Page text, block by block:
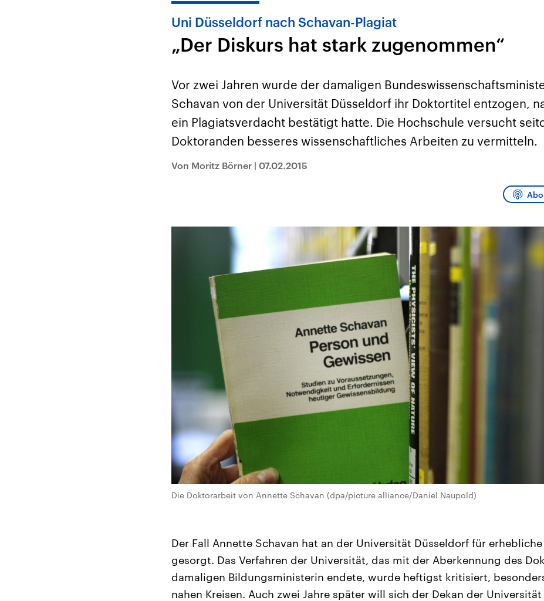
Uni Düsseldorf nach Schavan-Plagiat
„Der Diskurs hat stark zugenommen“
Vor zwei Jahren wurde der damaligen
Schavan von der Universität Düsseldorf ihr Doktortitel entzogen,
ein Plagiatsverdacht bestätigt hatte. Die Hochschule versucht
Doktoranden besseres wissenschaftliches Arbeiten zu vermitteln.
Von Moritz Börner | 07.02.2015
Die Doktorarbeit von Annette Schavan (dpa/picture alliance/Daniel Naupold)
Der Fall Annette Schavan hat an der Universität Düsseldorf für
gesorgt. Das Verfahren der Universität, das mit der Aberkennung des
damaligen Bildungsministerin endete, wurde heftigst kritisiert,
nahen Kreisen. Auch zwei Jahre später will sich der Dekan der